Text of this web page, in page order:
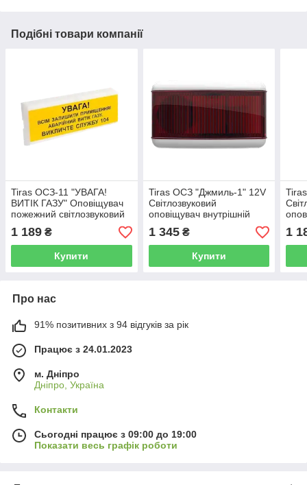
Подібні товари компанії
Tiras ОСЗ-11 "УВАГА!
ВИТІК ГАЗУ" Оповіщувач
пожежний світлозвуковий
Тірас
1 189 ₴
Купити
Tiras ОСЗ "Джмиль-1" 12V
Світлозвуковий
оповіщувач внутрішній
Тірас
1 345₴
Купити
1
Про нас
91% позитивних з 94 відгуків за рік
Працює з 24.01.2023
м. Дніпро
Дніпро, Україна
Контакти
Сьогодні працює з 09:00 до 19:00
Показати весь графік роботи